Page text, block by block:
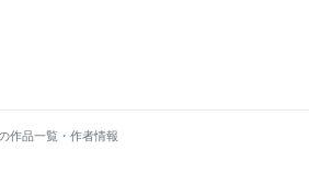
作品一覧・作者情報